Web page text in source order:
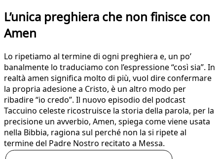
L’unica preghiera che non finisce con
Amen
Lo ripetiamo al termine di ogni preghiera e, un po’
banalmente lo traduciamo con l’espressione “così sia”. In
realtà amen significa molto di più, vuol dire confermare
la propria adesione a Cristo, è un altro modo per
ribadire “io credo”. Il nuovo episodio del podcast
Taccuino celeste ricostruisce la storia della parola, per la
precisione un avverbio, Amen, spiega come viene usata
nella Bibbia, ragiona sul perché non la si ripete al
termine del Padre Nostro recitato a Messa.